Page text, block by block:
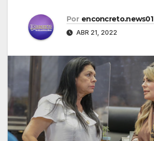
Por enconcreto.news01
ABR 21, 2022